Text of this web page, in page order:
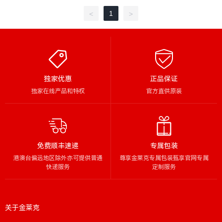
< 1 >
独家优惠
独家在线产品和特权
正品保证
官方直供原装
免费顺丰速递
港澳台偏远地区除外亦可提供普通
快递服务
专属包装
尊享金莱克专属包装甄享官网专属
定制服务
关于金莱克